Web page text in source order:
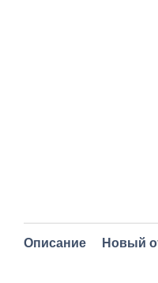
Описание Новый